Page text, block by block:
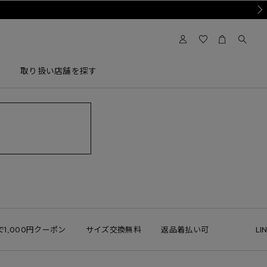
取り扱い店舗を探す
円クーポン サイズ交換無料 返品着払い可 LINE